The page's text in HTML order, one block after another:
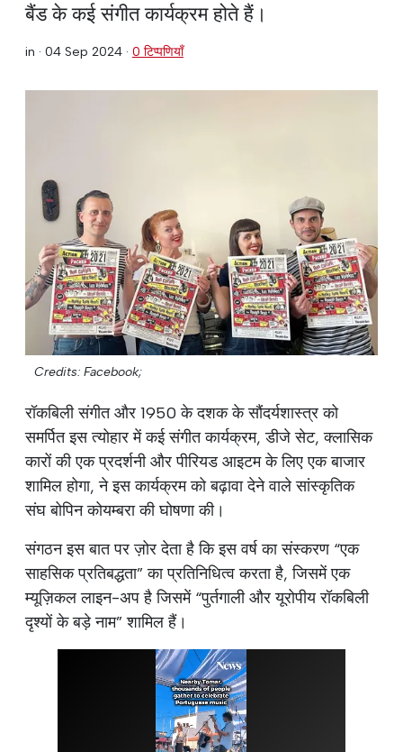
बैंड के कई संगीत कार्यक्रम होते हैं।
in · 04 Sep 2024 · 0 टिप्पणियाँ
Credits: Facebook;
रॉकबिली संगीत और 1950 के दशक के सौंदर्यशास्त्र को
समर्पित इस त्योहार में कई संगीत कार्यक्रम, डीजे सेट, क्लासिक
कारों की एक प्रदर्शनी और पीरियड आइटम के लिए एक बाजार
शामिल होगा, ने इस कार्यक्रम को बढ़ावा देने वाले सांस्कृतिक
संघ बोपिन कोयम्बरा की घोषणा की।
संगठन इस बात पर ज़ोर देता है कि इस वर्ष का संस्करण “एक
साहसिक प्रतिबद्धता” का प्रतिनिधित्व करता है, जिसमें एक
म्यूज़िकल लाइन-अप है जिसमें “पुर्तगाली और यूरोपीय रॉकबिली
दृश्यों के बड़े नाम” शामिल हैं।